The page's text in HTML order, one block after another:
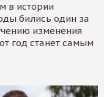
в истории
бились один за
изменения
год станет самым